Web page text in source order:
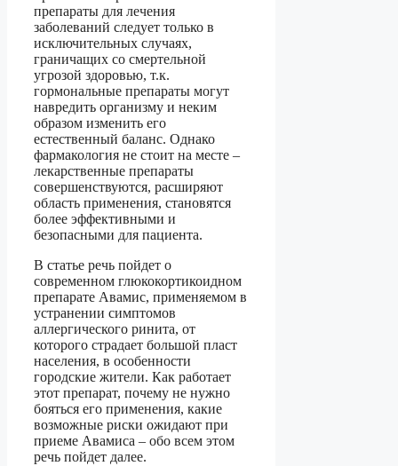
препараты для лечения
заболеваний следует только в
исключительных случаях,
граничащих со смертельной
угрозой здоровью, т.к.
гормональные препараты могут
навредить организму и неким
образом изменить его
естественный баланс. Однако
фармакология не стоит на месте –
лекарственные препараты
совершенствуются, расширяют
область применения, становятся
более эффективными и
безопасными для пациента.
В статье речь пойдет о
современном глюкокортикоидном
препарате Авамис, применяемом в
устранении симптомов
аллергического ринита, от
которого страдает большой пласт
населения, в особенности
городские жители. Как работает
этот препарат, почему не нужно
бояться его применения, какие
возможные риски ожидают при
приеме Авамиса – обо всем этом
речь пойдет далее.